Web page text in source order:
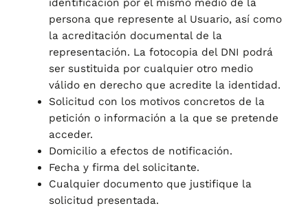
identificación por el mismo medio de la
persona que represente al Usuario, así como
la acreditación documental de la
representación. La fotocopia del DNI podrá
ser sustituida por cualquier otro medio
válido en derecho que acredite la identidad.
Solicitud con los motivos concretos de la
petición o información a la que se pretende
acceder.
Domicilio a efectos de notificación.
Fecha y firma del solicitante.
Cualquier documento que justifique la
solicitud presentada.